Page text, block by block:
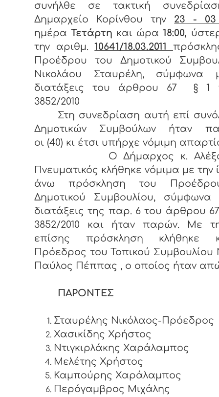
συνήλθε σε τακτική
Δημαρχείο Κορίνθου την 23 - 03
ημέραΤετάρτη και ώρα18:00,
την αριθμ.10641/18.03.2011
Προέδρου του Δημοτικού
Νικολάου Σταυρέλη, σύμφωνα
διατάξεις του άρθρου 67 § 1
3852/2010
Στη συνεδρίαση αυτή επί
Δημοτικών Συμβούλων ήταν
οι (40) κι έτσι υπήρχε νόμιμη
Ο Δήμαρχος κ.
Πνευματικός κλήθηκε νόμιμα με την
άνω πρόσκληση του
Δημοτικού Συμβουλίου, σύμφωνα
διατάξεις της παρ. 6 του άρθρου
3852/2010 και ήταν παρών. Με
επίσης πρόσκληση κλήθηκε
Πρόεδρος του Τοπικού Συμβουλίου
Παύλος Πέππας , ο οποίος ήταν
ΠΑΡΟΝΤΕΣ
Σταυρέλης Νικόλαος-Πρόεδρος
Χασικίδης Χρήστος
Ντιγκιρλάκης Χαράλαμπος
Μελέτης Χρήστος
Καμπούρης Χαράλαμπος
Περόγαμβρος Μιχάλης